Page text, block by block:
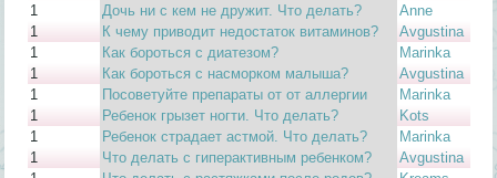
1
Дочь ни с кем не дружит. Что делать?
Anne
1
К чему приводит недостаток витаминов?
Avgustina
1
Как бороться с диатезом?
Marinka
1
Как бороться с насморком малыша?
Avgustina
1
Посоветуйте препараты от от аллергии
Marinka
1
Ребенок грызет ногти. Что делать?
Kots
1
Ребенок страдает астмой. Что делать?
Marinka
1
Что делать с гиперактивным ребенком?
Avgustina